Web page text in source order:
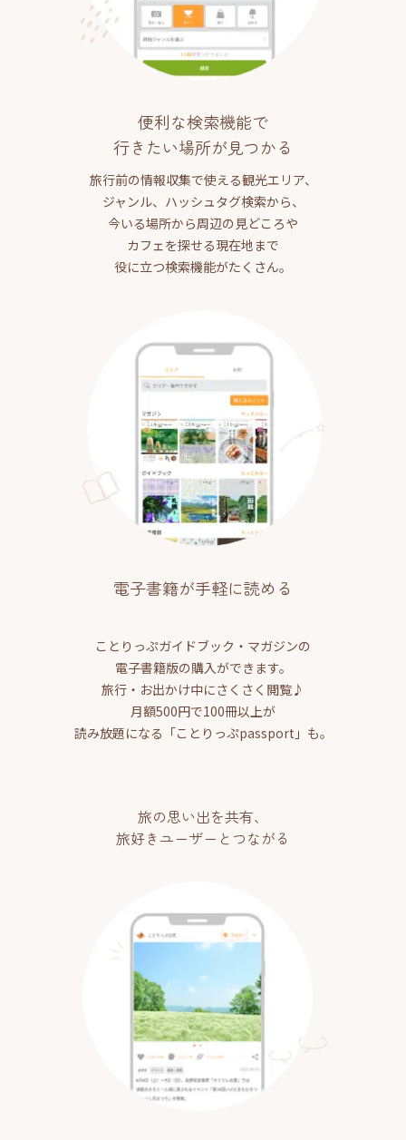
便利な検索機能で
行きたい場所が見つかる
旅行前の情報収集で使える観光エリア、
ジャンル、ハッシュタグ検索から、
今いる場所から周辺の見どころや
カフェを探せる現在地まで
役に立つ検索機能がたくさん。
電子書籍が手軽に読める
ことりっぷガイドブック・マガジンの
電子書籍版の購入ができます。
旅行・お出かけ中にさくさく閲覧♪
月額500円で100冊以上が
読み放題になる「ことりっぷpassport」も。
旅の思い出を共有、
旅好きユーザーとつながる